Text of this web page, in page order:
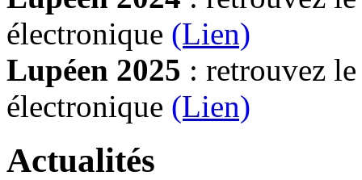
électronique (Lien)
Lupéen 2025 : retrouvez
électronique (Lien)
Actualités